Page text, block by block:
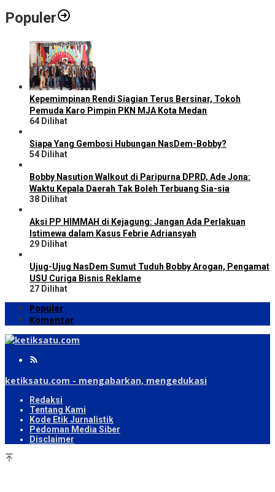
Populer
Kepemimpinan Rendi Siagian Terus Bersinar, Tokoh
Pemuda Karo Pimpin PKN MJA Kota Medan
64 Dilihat
Siapa Yang Gembosi Hubungan NasDem-Bobby?
54 Dilihat
Bobby Nasution Walkout di Paripurna DPRD, Ade Jona:
Waktu Kepala Daerah Tak Boleh Terbuang Sia-sia
38 Dilihat
Aksi PP HIMMAH di Kejagung: Jangan Ada Perlakuan
Istimewa dalam Kasus Febrie Adriansyah
29 Dilihat
Ujug-Ujug NasDem Sumut Tuduh Bobby Arogan, Pengamat
USU Curiga Bisnis Reklame
27 Dilihat
Populer
Komentar
ketiksatu.com - mengabarkan, mengedukasi
Redaksi
Tentang Kami
Kode Etik Jurnalistik
Pedoman Media Siber
Disclaimer